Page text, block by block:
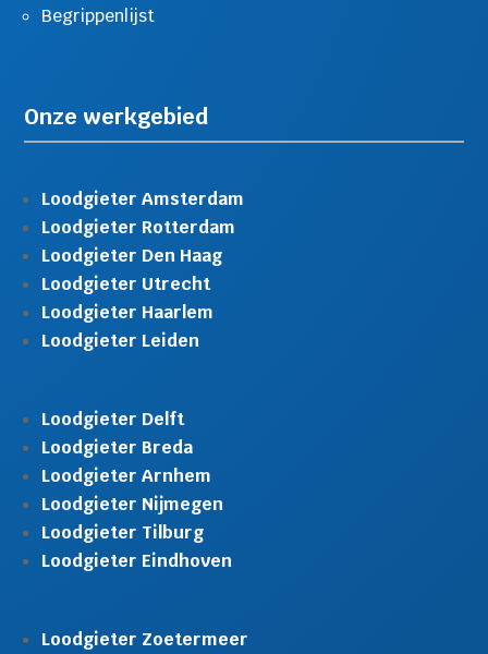
Begrippenlijst
Onze werkgebied
Loodgieter Amsterdam
Loodgieter Rotterdam
Loodgieter Den Haag
Loodgieter Utrecht
Loodgieter Haarlem
Loodgieter Leiden
Loodgieter Delft
Loodgieter Breda
Loodgieter Arnhem
Loodgieter Nijmegen
Loodgieter Tilburg
Loodgieter Eindhoven
Loodgieter Zoetermeer